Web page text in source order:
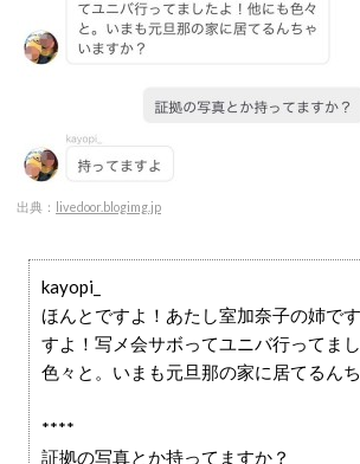
出典： livedoor.blogimg.jp
kayopi_
ほんとですよ！あたし室加奈子の姉で
すよ！写メ会サボってユニバ行ってま
色々と。いまも元旦那の家に居てるん
****
証拠の写真とか持ってますか？